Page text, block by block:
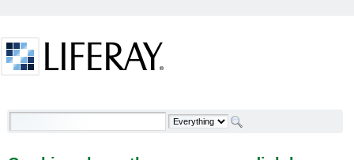
Cac bien chung thuong gap cua dinh bao quy dau -